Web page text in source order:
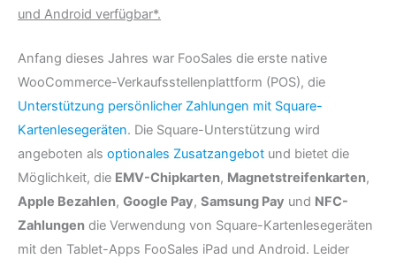
und Android verfügbar*.
Anfang dieses Jahres war FooSales die erste native
WooCommerce-Verkaufsstellenplattform (POS), die
Unterstützung persönlicher Zahlungen mit Square-
Kartenlesegeräten. Die Square-Unterstützung wird
angeboten als optionales Zusatzangebot und bietet die
Möglichkeit, die EMV-Chipkarten, Magnetstreifenkarten,
Apple Bezahlen, Google Pay, Samsung Pay und NFC-
Zahlungen die Verwendung von Square-Kartenlesegeräten
mit den Tablet-Apps FooSales iPad und Android. Leider